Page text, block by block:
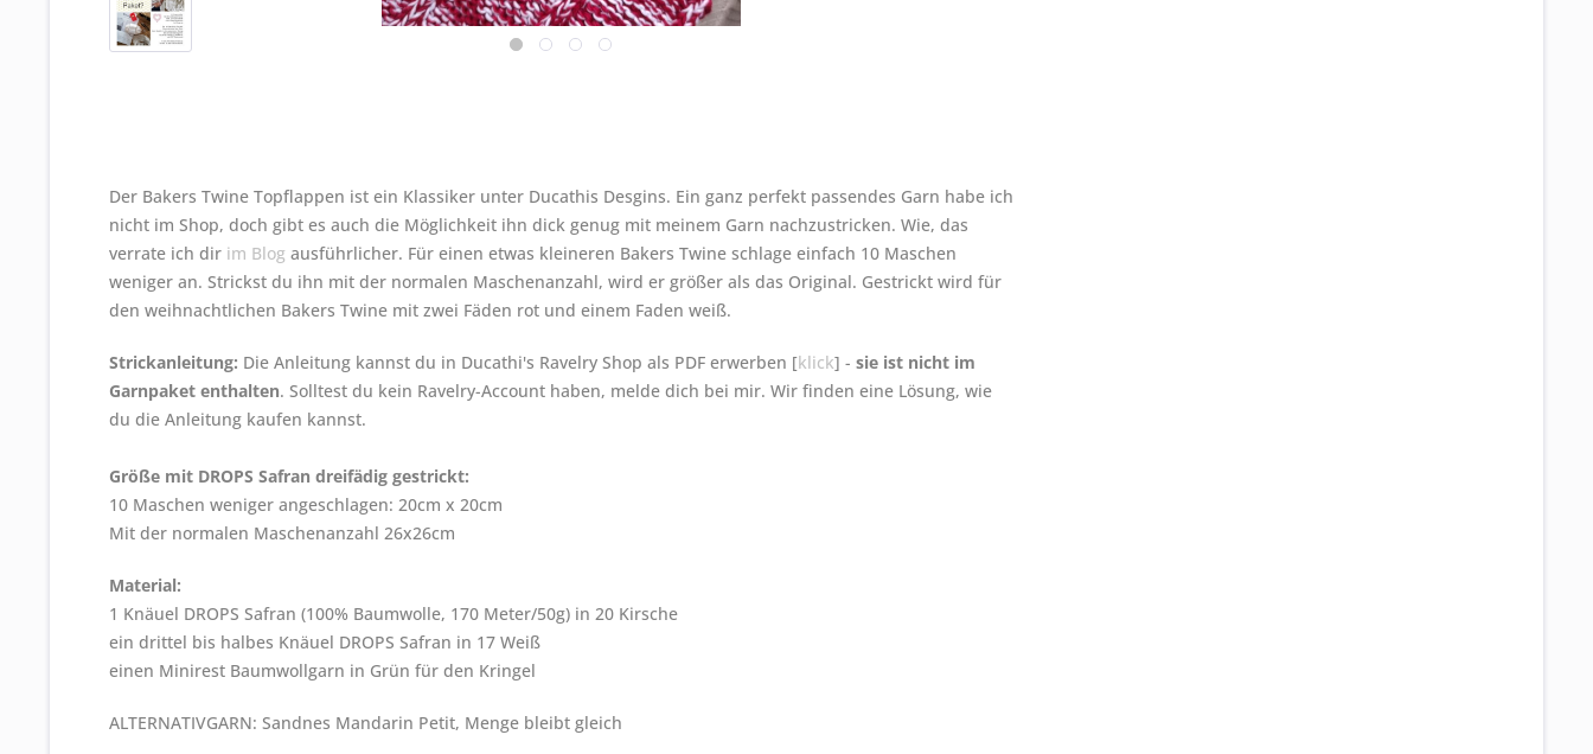
Der Bakers Twine Topflappen ist ein Klassiker unter Ducathis Desgins. Ein ganz perfekt passendes Garn habe ich
nicht im Shop, doch gibt es auch die Möglichkeit ihn dick genug mit meinem Garn nachzustricken. Wie, das
verrate ich dir im Blog ausführlicher. Für einen etwas kleineren Bakers Twine schlage einfach 10 Maschen
weniger an. Strickst du ihn mit der normalen Maschenanzahl, wird er größer als das Original. Gestrickt wird für
den weihnachtlichen Bakers Twine mit zwei Fäden rot und einem Faden weiß.
Strickanleitung: Die Anleitung kannst du in Ducathi's Ravelry Shop als PDF erwerben [klick] - sie ist nicht im
Garnpaket enthalten. Solltest du kein Ravelry-Account haben, melde dich bei mir. Wir finden eine Lösung, wie
du die Anleitung kaufen kannst.
Größe mit DROPS Safran dreifädig gestrickt:
10 Maschen weniger angeschlagen: 20cm x 20cm
Mit der normalen Maschenanzahl 26x26cm
Material:
1 Knäuel DROPS Safran (100% Baumwolle, 170 Meter/50g) in 20 Kirsche
ein drittel bis halbes Knäuel DROPS Safran in 17 Weiß
einen Minirest Baumwollgarn in Grün für den Kringel
ALTERNATIVGARN: Sandnes Mandarin Petit, Menge bleibt gleich